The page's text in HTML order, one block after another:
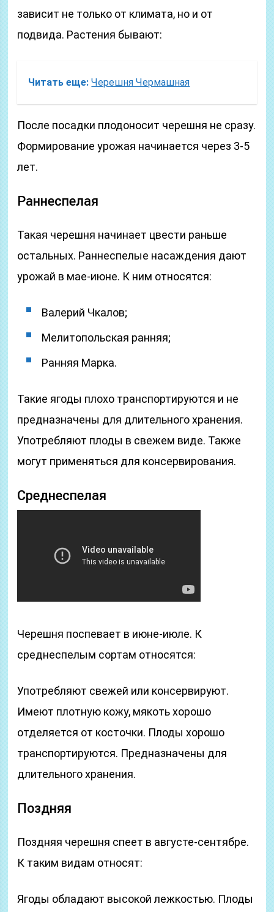
зависит не только от климата, но и от
подвида. Растения бывают:
Читать еще: Черешня Чермашная
После посадки плодоносит черешня не сразу.
Формирование урожая начинается через 3-5
лет.
Раннеспелая
Такая черешня начинает цвести раньше
остальных. Раннеспелые насаждения дают
урожай в мае-июне. К ним относятся:
Валерий Чкалов;
Мелитопольская ранняя;
Ранняя Марка.
Такие ягоды плохо транспортируются и не
предназначены для длительного хранения.
Употребляют плоды в свежем виде. Также
могут применяться для консервирования.
Среднеспелая
Черешня поспевает в июне-июле. К
среднеспелым сортам относятся:
Употребляют свежей или консервируют.
Имеют плотную кожу, мякоть хорошо
отделяется от косточки. Плоды хорошо
транспортируются. Предназначены для
длительного хранения.
Поздняя
Поздняя черешня спеет в августе-сентябре.
К таким видам относят:
Ягоды обладают высокой лежкостью. Плоды